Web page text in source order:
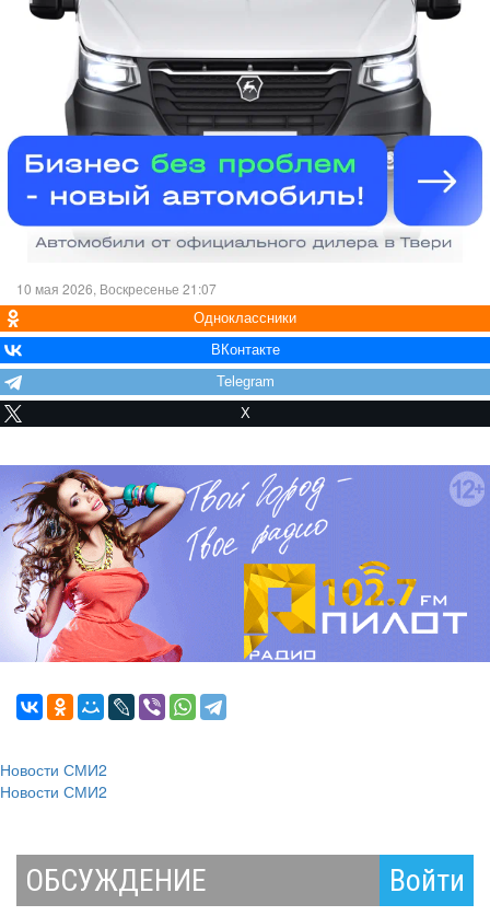
10 мая 2026, Воскресенье 21:07
Одноклассники
ВКонтакте
Telegram
X
Новости СМИ2
Новости СМИ2
ОБСУЖДЕНИЕ Войти